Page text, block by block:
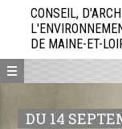
directement
contenu
CONSEIL,
DE MAINE-ET-
DU 14